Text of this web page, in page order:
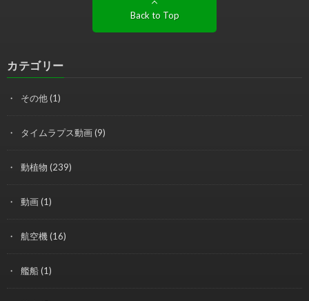
Back to Top
カテゴリー
その他(1)
タイムラプス動画(9)
動植物 (239)
動画(1)
航空機(16)
艦船(1)